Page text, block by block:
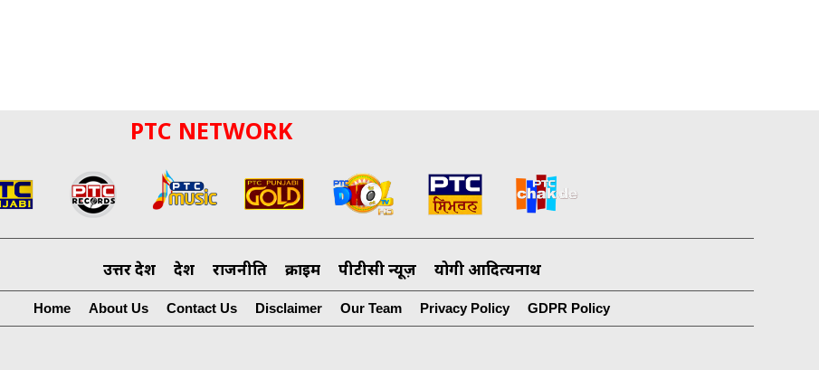
PTC NETWORK
उत्तर प्रदेश देश राजनीति क्राइम पीटीसी न्यूज़ योगी आदित्यनाथ
Home About Us Contact Us Disclaimer Our Team Privacy Policy GDPR Policy